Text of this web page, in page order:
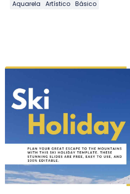
Aquarela Artístico Básico